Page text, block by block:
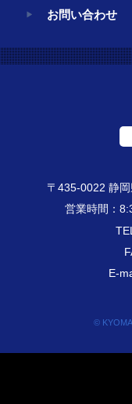
お問い合わせ
〒435-0022 静
営業時間：
E-
©